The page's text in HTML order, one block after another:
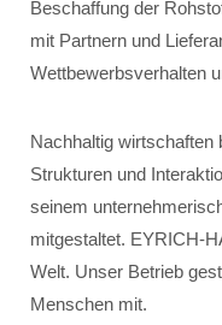
Beschaffung der
mit Partnern und
Wettbewerbsverhalten
Nachhaltig wirtschaften
Strukturen und
seinem
mitgestaltet. EYRICH-
Welt. Unser Betrieb
Menschen mit.